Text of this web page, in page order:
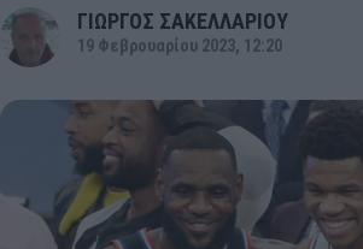
ΓΙΩΡΓΟΣ ΣΑΚΕΛΛΑΡΙΟΥ
19 Φεβρουαρίου 2023, 12:20